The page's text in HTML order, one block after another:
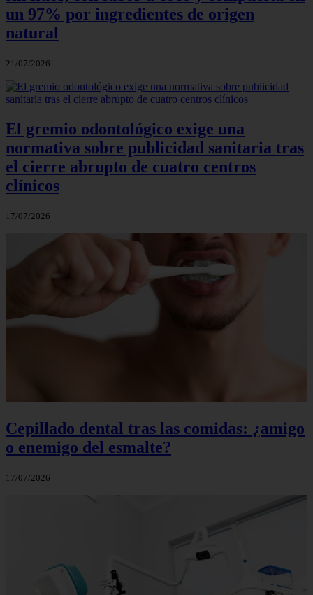
un 97% por ingredientes de origen
natural
21/07/2026
El gremio odontológico exige una
normativa sobre publicidad sanitaria tras
el cierre abrupto de cuatro centros
clínicos
17/07/2026
Cepillado dental tras las comidas: ¿amigo
o enemigo del esmalte?
17/07/2026